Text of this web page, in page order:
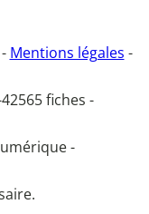
Mentions légales -
42565 fiches -
-